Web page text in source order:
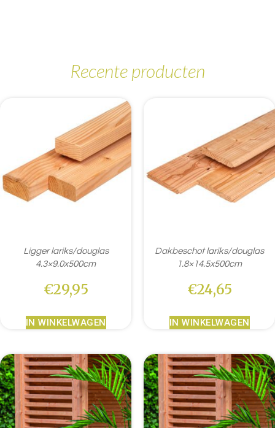
Recente producten
Ligger lariks/douglas
4.3×9.0x500cm
€29,95
IN WINKELWAGEN
Dakbeschot lariks/douglas
1.8×14.5x500cm
€24,65
IN WINKELWAGEN